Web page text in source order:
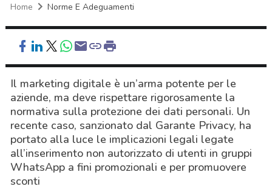
Home Norme E Adeguamenti
Il marketing digitale è un’arma potente per le
aziende, ma deve rispettare rigorosamente la
normativa sulla protezione dei dati personali. Un
recente caso, sanzionato dal Garante Privacy, ha
portato alla luce le implicazioni legali legate
all’inserimento non autorizzato di utenti in gruppi
WhatsApp a fini promozionali e per promuovere
sconti